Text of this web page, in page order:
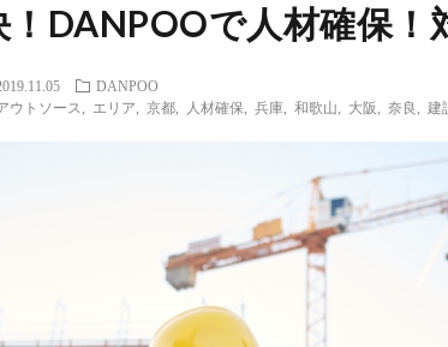
！DANPOOで人材確保！
DANPOO
ウトソース
エリア 京都, 人材確保 兵庫, 和歌山 大阪 奈良 建